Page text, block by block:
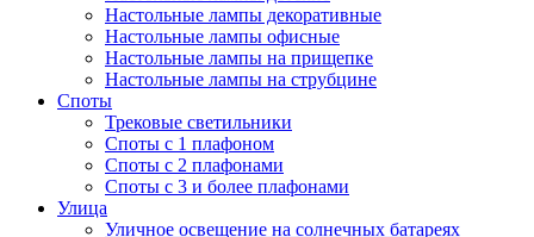
Настольные лампы декоративные
Настольные лампы офисные
Настольные лампы на прищепке
Настольные лампы на струбцине
Споты
Трековые светильники
Споты с 1 плафоном
Споты с 2 плафонами
Споты с 3 и более плафонами
Улица
Уличное освещение на солнечных батареях